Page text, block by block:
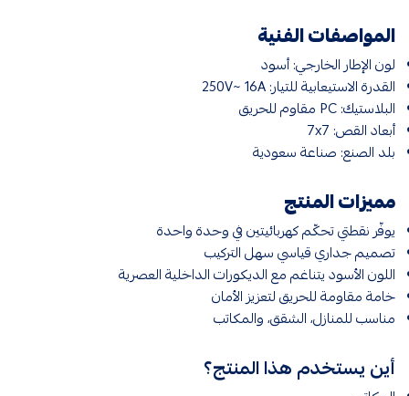
المواصفات الفنية
لون الإطار الخارجي: أسود
القدرة الاستيعابية للتيار: 250V~ 16A
البلاستيك: PC مقاوم للحريق
أبعاد القص: 7x7
بلد الصنع: صناعة سعودية
مميزات المنتج
يوفّر نقطتي تحكّم كهربائيتين في وحدة واحدة
تصميم جداري قياسي سهل التركيب
اللون الأسود يتناغم مع الديكورات الداخلية العصرية
خامة مقاومة للحريق لتعزيز الأمان
مناسب للمنازل، الشقق، والمكاتب
أين يستخدم هذا المنتج؟